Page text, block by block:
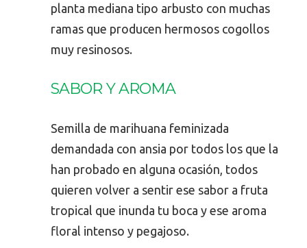
planta mediana tipo arbusto con muchas
ramas que producen hermosos cogollos
muy resinosos.
SABOR Y AROMA
Semilla de marihuana feminizada
demandada con ansia por todos los que la
han probado en alguna ocasión, todos
quieren volver a sentir ese sabor a fruta
tropical que inunda tu boca y ese aroma
floral intenso y pegajoso.